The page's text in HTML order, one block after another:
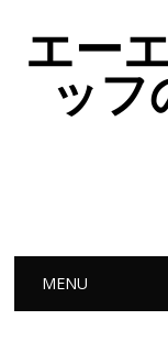
エー
ッフ
Main
MENU